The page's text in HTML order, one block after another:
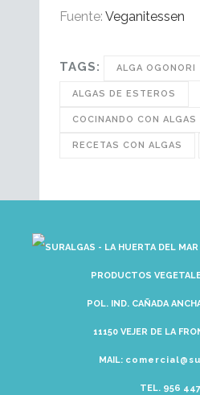
Fuente: Veganitessen
TAGS: ALGA OGONORI
ALGAS DE ESTEROS
COCINANDO CON ALGAS
RECETAS CON ALGAS
PRODUCTOS
POL. IND. CAÑADA
11150 VEJER DE LA
MAIL:
TEL. 956